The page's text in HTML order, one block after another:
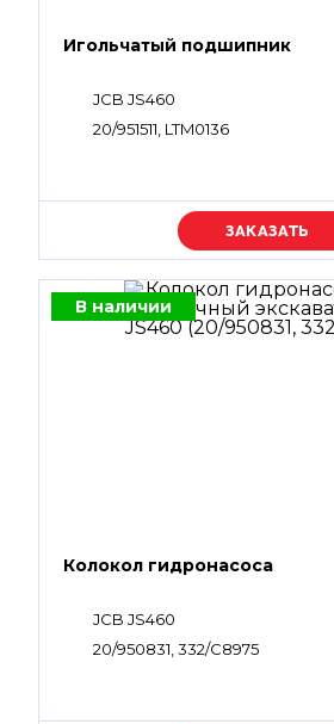
Игольчатый подшипник
JCB JS460
20/951511, LTM0136
Уточняйте цену
В наличии
Колокол гидронасоса
JCB JS460
20/950831, 332/С8975